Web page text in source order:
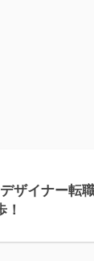
ザイナー転